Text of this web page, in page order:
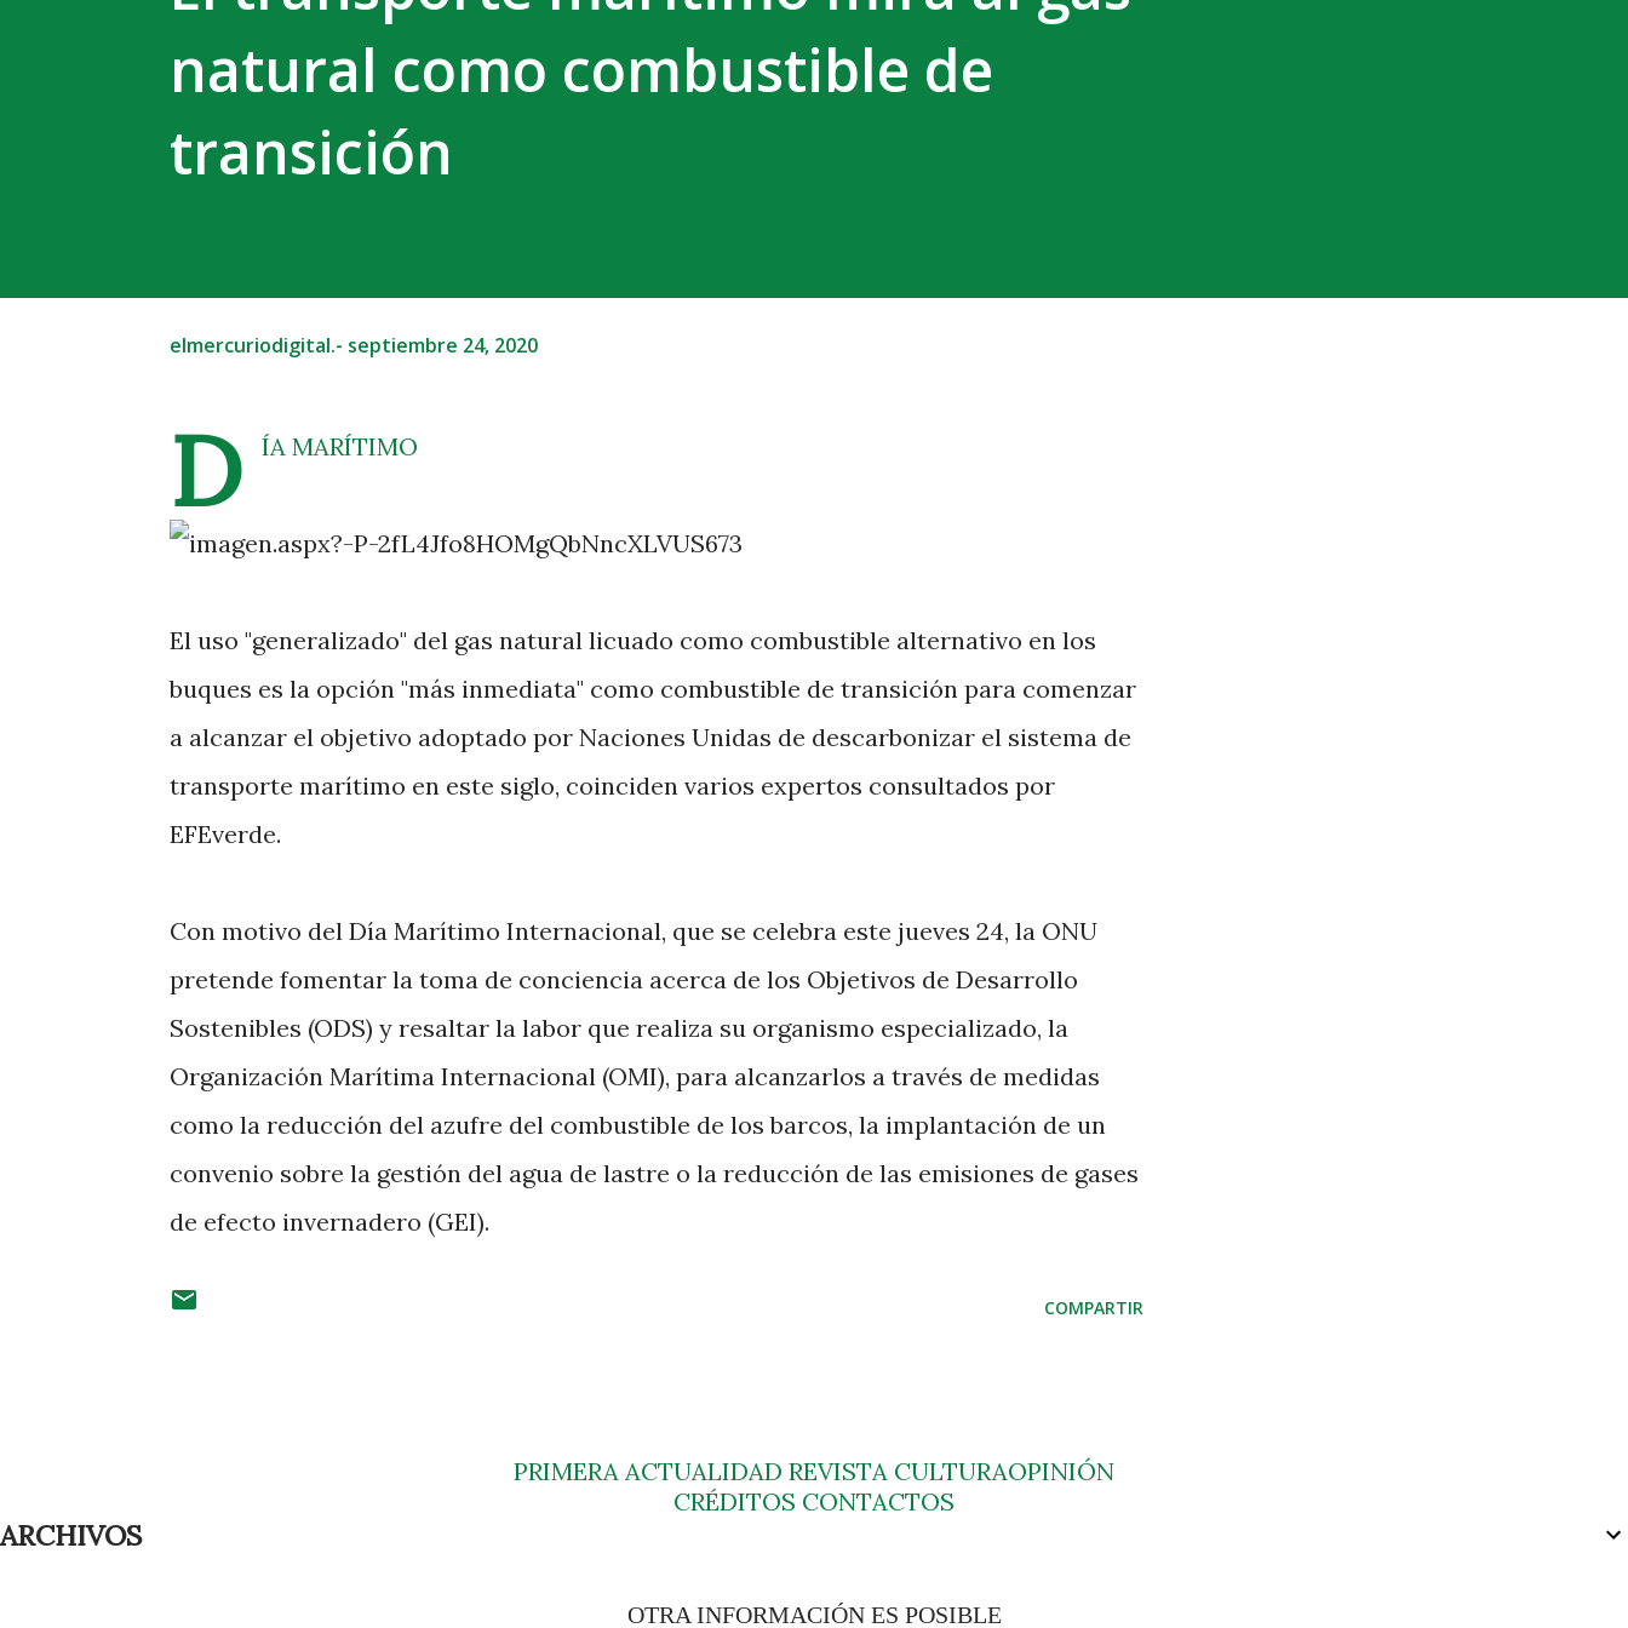
natural como combustible de
transición
elmercuriodigital.- septiembre 24, 2020
D ÍA MARÍTIMO
El uso "generalizado" del gas natural licuado como combustible alternativo en los
buques es la opción "más inmediata" como combustible de transición para comenzar
a alcanzar el objetivo adoptado por Naciones Unidas de descarbonizar el sistema de
transporte marítimo en este siglo, coinciden varios expertos consultados por
EFEverde.
Con motivo del Día Marítimo Internacional, que se celebra este jueves 24, la ONU
pretende fomentar la toma de conciencia acerca de los Objetivos de Desarrollo
Sostenibles (ODS) y resaltar la labor que realiza su organismo especializado, la
Organización Marítima Internacional (OMI), para alcanzarlos a través de medidas
como la reducción del azufre del combustible de los barcos, la implantación de un
convenio sobre la gestión del agua de lastre o la reducción de las emisiones de gases
de efecto invernadero (GEI).
COMPARTIR
PRIMERA ACTUALIDAD REVISTA CULTURAOPINIÓN
CRÉDITOS CONTACTOS
ARCHIVOS
OTRA INFORMACIÓN ES POSIBLE